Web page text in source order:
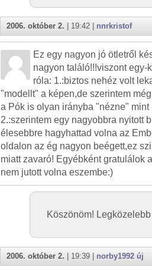
2006. október 2. | 19:42 | nnrkristof
Ez egy nagyon jó ötletről
nagyon találó!!!viszont egy-
róla: 1.:biztos nehéz volt
"modellt" a képen,de szerintem
a Pók is olyan irányba "nézne" mint
2.:szerintem egy nagyobbra nyitott
élesebbre hagyhattad volna az
oldalon az ég nagyon beégett,ez
miatt zavaró! Egyébként gratulálok
nem jutott volna eszembe:)
Köszönöm!
2006. október 2. | 19:39 | norby1992 új